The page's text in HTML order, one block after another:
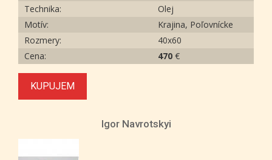
Technika:
Olej
Motív:
Krajina, Poľovnícke
Rozmery:
40x60
Cena:
470 €
KUPUJEM
Igor Navrotskyi